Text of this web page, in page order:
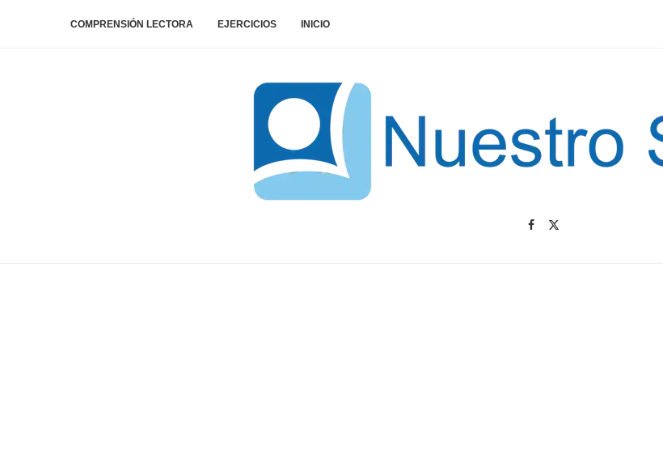
COMPRENSIÓN LECTORA EJERCICIOS INICIO